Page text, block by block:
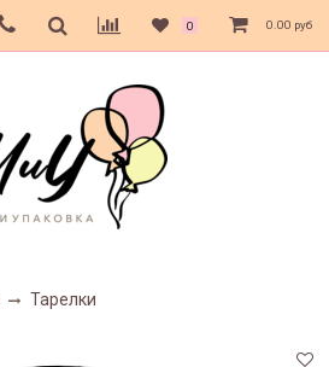
0 0.00 руб
Тарелки